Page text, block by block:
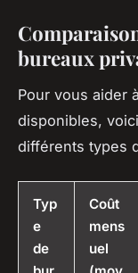
bureaux
Pour vous aider
disponibles,
différents types
Typ
e
de
Coût
mens
uel